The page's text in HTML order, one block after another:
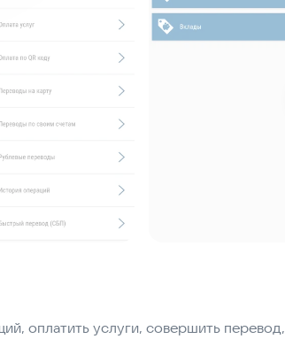
оплатить услуги, совершить перевод,